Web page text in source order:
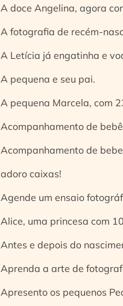
A doce Angelina, agora
A fotografia de recém-
A Letícia já engatinha e
A pequena e seu pai.
A pequena Marcela, com
Acompanhamento de
Acompanhamento de
adoro caixas!
Agende um ensaio
Alice, uma princesa com
Antes e depois do
Aprenda a arte de
Apresento os pequenos